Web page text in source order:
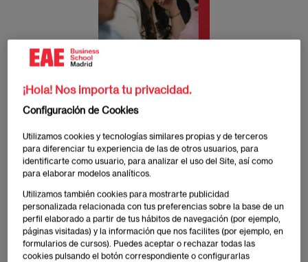
Full Time
Imagen
¡Hola! Nos importa tu privacidad.
Configuración de Cookies
Utilizamos cookies y tecnologías similares propias y de terceros
para diferenciar tu experiencia de las de otros usuarios, para
identificarte como usuario, para analizar el uso del Site, así como
para elaborar modelos analíticos.
Utilizamos también cookies para mostrarte publicidad
personalizada relacionada con tus preferencias sobre la base de un
perfil elaborado a partir de tus hábitos de navegación (por ejemplo,
páginas visitadas) y la información que nos facilites (por ejemplo, en
formularios de cursos). Puedes aceptar o rechazar todas las
cookies pulsando el botón correspondiente o configurarlas